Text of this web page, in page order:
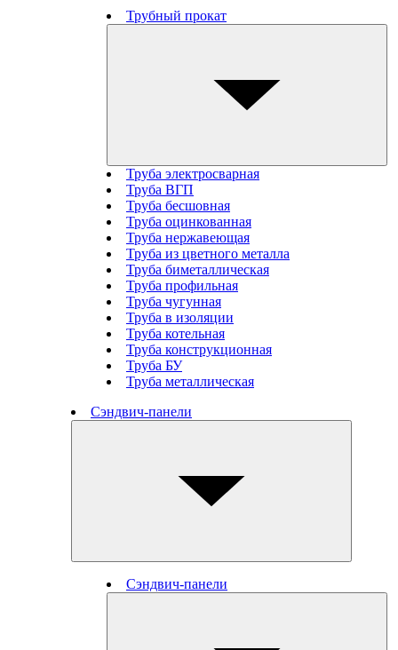
Трубный прокат
Труба электросварная
Труба ВГП
Труба бесшовная
Труба оцинкованная
Труба нержавеющая
Труба из цветного металла
Труба биметаллическая
Труба профильная
Труба чугунная
Труба в изоляции
Труба котельная
Труба конструкционная
Труба БУ
Труба металлическая
Сэндвич-панели
Сэндвич-панели